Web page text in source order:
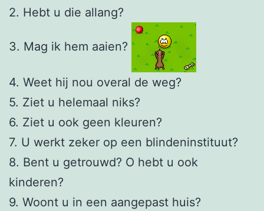
2. Hebt u die allang?
3. Mag ik hem aaien?
4. Weet hij nou overal de weg?
5. Ziet u helemaal niks?
6. Ziet u ook geen kleuren?
7. U werkt zeker op een blindeninstituut?
8. Bent u getrouwd? O hebt u ook
kinderen?
9. Woont u in een aangepast huis?